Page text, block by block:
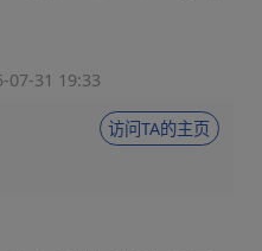
07-31 19:33
访问TA的主页